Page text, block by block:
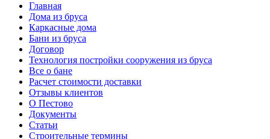
Главная
Дома из бруса
Каркасные дома
Бани из бруса
Договор
Технология постройки сооружения из бруса
Все о бане
Расчет стоимости доставки
Отзывы клиентов
О Пестово
Документы
Статьи
Строительные термины